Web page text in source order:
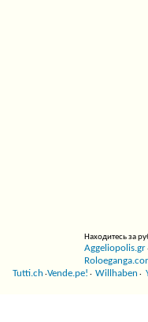
Находитесь за
Aggeliopolis.gr·
Tutti.ch ·Vende.pe! · Willhaben ·